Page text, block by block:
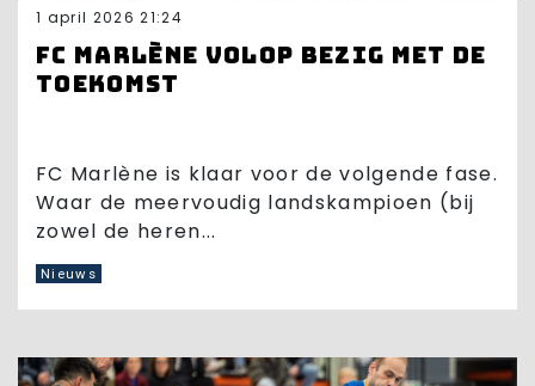
1 april 2026 21:24
FC Marlène volop bezig met de
toekomst
FC Marlène is klaar voor de volgende fase.
Waar de meervoudig landskampioen (bij
zowel de heren...
Nieuws